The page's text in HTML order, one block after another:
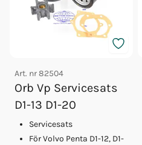
Art. nr82504
Orb Vp Servicesats
D1-13 D1-20
Servicesats
För Volvo Penta D1-12, D1-